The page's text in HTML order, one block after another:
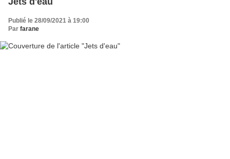
Publié le 28/09/2021 à 19:00
Par farane